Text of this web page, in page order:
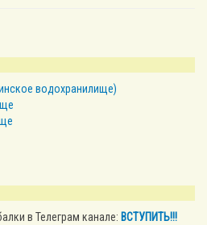
водохранилище)
в Телеграм канале: ВСТУПИТЬ!!!